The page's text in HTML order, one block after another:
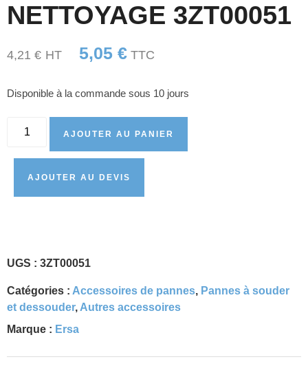
NETTOYAGE 3ZT00051
4,21 € HT 5,05 € TTC
Disponible à la commande sous 10 jours
AJOUTER AU PANIER
AJOUTER AU DEVIS
UGS : 3ZT00051
Catégories : Accessoires de pannes, Pannes à souder
et dessouder, Autres accessoires
Marque : Ersa